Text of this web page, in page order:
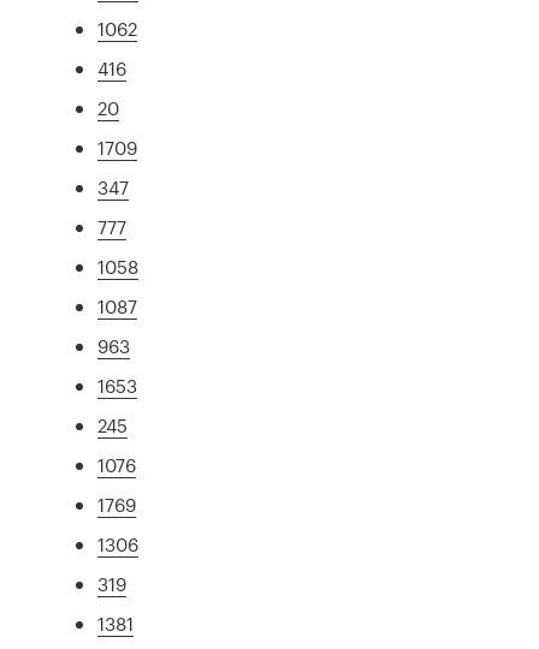
1062
416
20
1709
347
777
1058
1087
963
1653
245
1076
1769
1306
319
1381